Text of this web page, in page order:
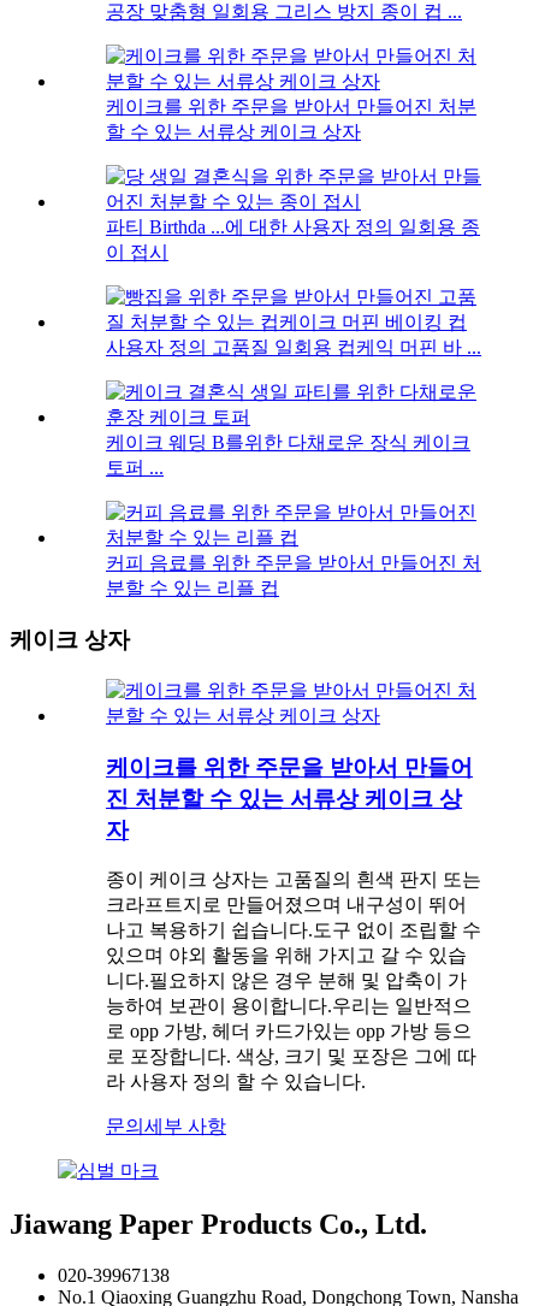
공장 맞춤형 일회용 그리스 방지 종이 컵 ...
케이크를 위한 주문을 받아서 만들어진 처분
할 수 있는 서류상 케이크 상자
파티 Birthda ...에 대한 사용자 정의 일회용 종
이 접시
사용자 정의 고품질 일회용 컵케익 머핀 바 ...
케이크 웨딩 B를위한 다채로운 장식 케이크
토퍼 ...
커피 음료를 위한 주문을 받아서 만들어진 처
분할 수 있는 리플 컵
케이크 상자
케이크를 위한 주문을 받아서 만들어
진 처분할 수 있는 서류상 케이크 상
자
종이 케이크 상자는 고품질의 흰색 판지 또는
크라프트지로 만들어졌으며 내구성이 뛰어
나고 복용하기 쉽습니다.도구 없이 조립할 수
있으며 야외 활동을 위해 가지고 갈 수 있습
니다.필요하지 않은 경우 분해 및 압축이 가
능하여 보관이 용이합니다.우리는 일반적으
로 opp 가방, 헤더 카드가있는 opp 가방 등으
로 포장합니다. 색상, 크기 및 포장은 그에 따
라 사용자 정의 할 수 있습니다.
문의 세부 사항
Jiawang Paper Products Co., Ltd.
020-39967138
No.1 Qiaoxing Guangzhu Road, Dongchong Town, Nansha